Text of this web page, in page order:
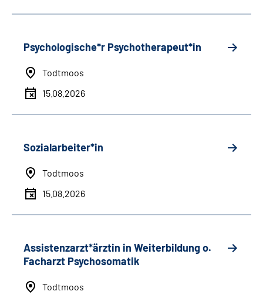
Psychologische*r Psychotherapeut*in
Todtmoos
15.08.2026
Sozialarbeiter*in
Todtmoos
15.08.2026
Assistenzarzt*ärztin in Weiterbildung o.
Facharzt Psychosomatik
Todtmoos